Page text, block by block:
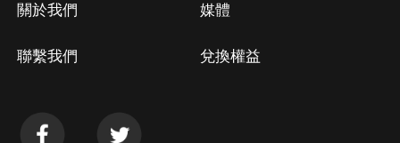
關於我們
聯繫我們
媒體
兌換權益